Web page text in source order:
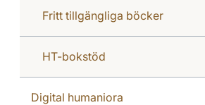
Fritt tillgängliga böcker
HT-bokstöd
Digital humaniora